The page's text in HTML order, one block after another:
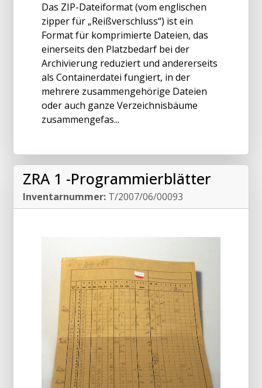
Das ZIP-Dateiformat (vom englischen
zipper für „Reißverschluss“) ist ein
Format für komprimierte Dateien, das
einerseits den Platzbedarf bei der
Archivierung reduziert und andererseits
als Containerdatei fungiert, in der
mehrere zusammengehörige Dateien
oder auch ganze Verzeichnisbäume
zusammengefas...
ZRA 1 -Programmierblätter
Inventarnummer: T/2007/06/00093